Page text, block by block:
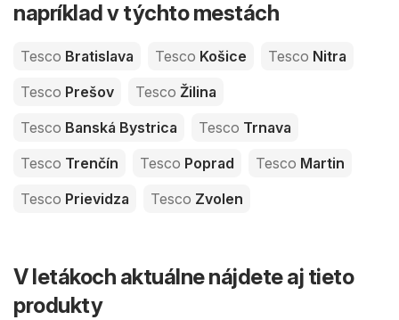
napríklad v týchto mestách
Tesco Bratislava Tesco Košice Tesco Nitra
Tesco Prešov Tesco Žilina
Tesco Banská Bystrica Tesco Trnava
Tesco Trenčín Tesco Poprad Tesco Martin
Tesco Prievidza Tesco Zvolen
V letákoch aktuálne nájdete aj tieto
produkty